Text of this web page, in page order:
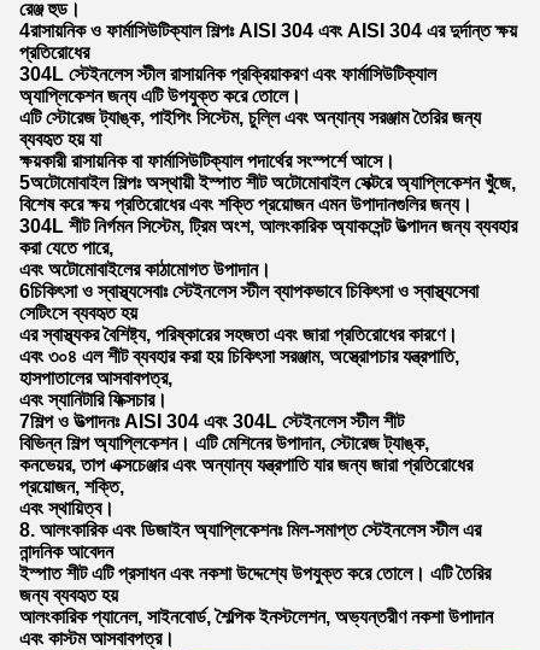
রেঞ্জ হুড।
4রাসায়নিক ও ফার্মাসিউটিক্যাল শিল্পঃ AISI 304 এবং AISI 304 এর দুর্দান্ত ক্ষয়
প্রতিরোধের
304L স্টেইনলেস স্টীল রাসায়নিক প্রক্রিয়াকরণ এবং ফার্মাসিউটিক্যাল
অ্যাপ্লিকেশন জন্য এটি উপযুক্ত করে তোলে।
এটি স্টোরেজ ট্যাঙ্ক, পাইপিং সিস্টেম, চুল্লি এবং অন্যান্য সরঞ্জাম তৈরির জন্য
ব্যবহৃত হয় যা
ক্ষয়কারী রাসায়নিক বা ফার্মাসিউটিক্যাল পদার্থের সংস্পর্শে আসে।
5অটোমোবাইল শিল্পঃ অস্থায়ী ইস্পাত শীট অটোমোবাইল সেক্টরে অ্যাপ্লিকেশন খুঁজে,
বিশেষ করে ক্ষয় প্রতিরোধের এবং শক্তি প্রয়োজন এমন উপাদানগুলির জন্য।
304L শীট নির্গমন সিস্টেম, ট্রিম অংশ, আলংকারিক অ্যাকসেন্ট উত্পাদন জন্য ব্যবহার
করা যেতে পারে,
এবং অটোমোবাইলের কাঠামোগত উপাদান।
6চিকিৎসা ও স্বাস্থ্যসেবাঃ স্টেইনলেস স্টীল ব্যাপকভাবে চিকিৎসা ও স্বাস্থ্যসেবা
সেটিংসে ব্যবহৃত হয়
এর স্বাস্থ্যকর বৈশিষ্ট্য, পরিষ্কারের সহজতা এবং জারা প্রতিরোধের কারণে।
এবং ৩০৪ এল শীট ব্যবহার করা হয় চিকিৎসা সরঞ্জাম, অস্ত্রোপচার যন্ত্রপাতি,
হাসপাতালের আসবাবপত্র,
এবং স্যানিটারি ফিক্সচার।
7শিল্প ও উত্পাদনঃ AISI 304 এবং 304L স্টেইনলেস স্টীল শীট
বিভিন্ন শিল্প অ্যাপ্লিকেশন। এটি মেশিনের উপাদান, স্টোরেজ ট্যাঙ্ক,
কনভেয়র, তাপ এক্সচেঞ্জার এবং অন্যান্য যন্ত্রপাতি যার জন্য জারা প্রতিরোধের
প্রয়োজন, শক্তি,
এবং স্থায়িত্ব।
8. আলংকারিক এবং ডিজাইন অ্যাপ্লিকেশনঃ মিল-সমাপ্ত স্টেইনলেস স্টীল এর
নান্দনিক আবেদন
ইস্পাত শীট এটি প্রসাধন এবং নকশা উদ্দেশ্যে উপযুক্ত করে তোলে। এটি তৈরির
জন্য ব্যবহৃত হয়
আলংকারিক প্যানেল, সাইনবোর্ড, শৈল্পিক ইনস্টলেশন, অভ্যন্তরীণ নকশা উপাদান
এবং কাস্টম আসবাবপত্র।